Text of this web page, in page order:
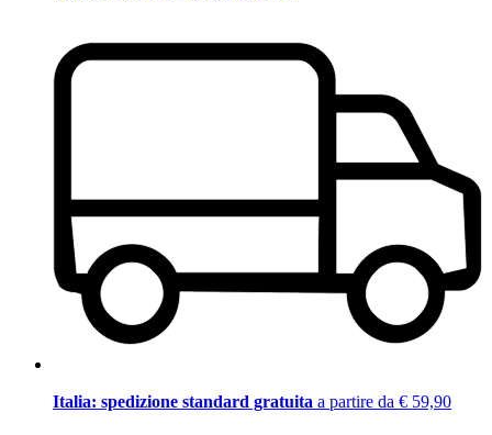
Italia: spedizione standard gratuita a partire da € 59,90